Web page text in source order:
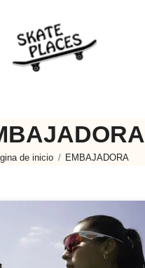
de inicio EMBAJADORA